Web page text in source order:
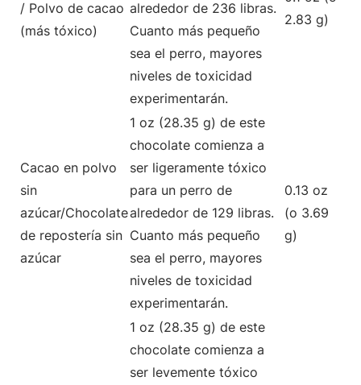
/ Polvo de cacao
(más tóxico)
alrededor de 236 libras.
Cuanto más pequeño
sea el perro, mayores
niveles de toxicidad
experimentarán.
2.83 g)
Cacao en polvo
sin
azúcar/Chocolate
de repostería sin
azúcar
1 oz (28.35 g) de este
chocolate comienza a
ser ligeramente tóxico
para un perro de
alrededor de 129 libras.
Cuanto más pequeño
sea el perro, mayores
niveles de toxicidad
experimentarán.
0.13 oz
(o 3.69
g)
1 oz (28.35 g) de este
chocolate comienza a
ser levemente tóxico